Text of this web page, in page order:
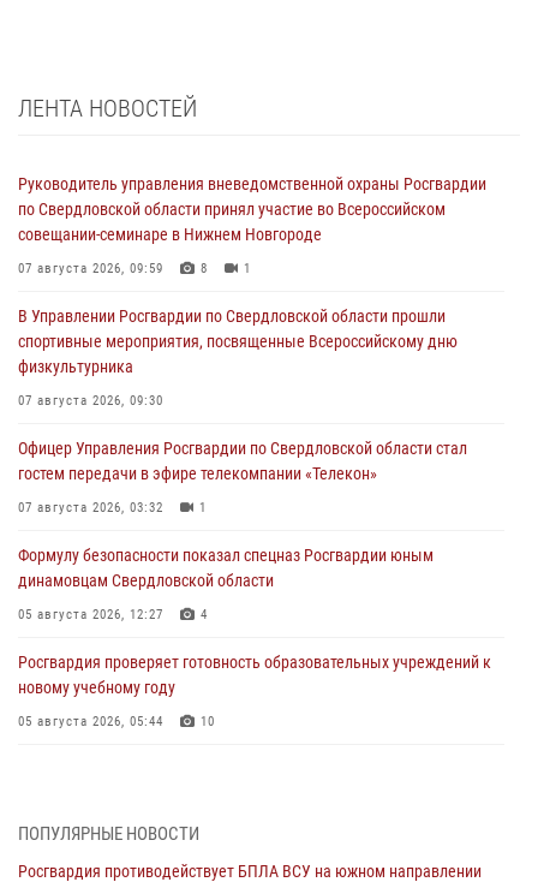
ЛЕНТА НОВОСТЕЙ
Руководитель управления вневедомственной охраны Росгвардии
по Свердловской области принял участие во Всероссийском
совещании-семинаре в Нижнем Новгороде
07 августа 2026, 09:59 8 1
В Управлении Росгвардии по Свердловской области прошли
спортивные мероприятия, посвященные Всероссийскому дню
физкультурника
07 августа 2026, 09:30
Офицер Управления Росгвардии по Свердловской области стал
гостем передачи в эфире телекомпании «Телекон»
07 августа 2026, 03:32 1
Формулу безопасности показал спецназ Росгвардии юным
динамовцам Свердловской области
05 августа 2026, 12:27 4
Росгвардия проверяет готовность образовательных учреждений к
новому учебному году
05 августа 2026, 05:44 10
04 августа 2026, 09:57 2
Росгвардия приняла участие в обеспечении безопасности Дня
ПОПУЛЯРНЫЕ НОВОСТИ
Росгвардия противодействует БПЛА ВСУ на южном направлении